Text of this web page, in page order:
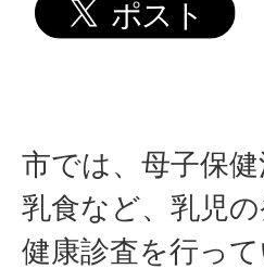
市では、母子保
乳食など、乳児
健康診査を行って